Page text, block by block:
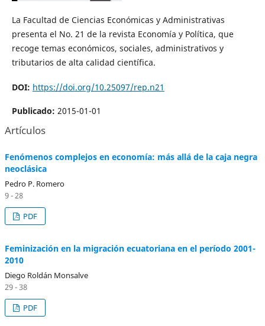
La Facultad de Ciencias Económicas y Administrativas
presenta el No. 21 de la revista Economía y Política, que
recoge temas económicos, sociales, administrativos y
tributarios de alta calidad científica.
DOI: https://doi.org/10.25097/rep.n21
Publicado: 2015-01-01
Artículos
Fenómenos complejos en economía: más allá de la caja negra
neoclásica
Pedro P. Romero
9 - 28
PDF
Feminización en la migración ecuatoriana en el período 2001-
2010
Diego Roldán Monsalve
29 - 38
PDF